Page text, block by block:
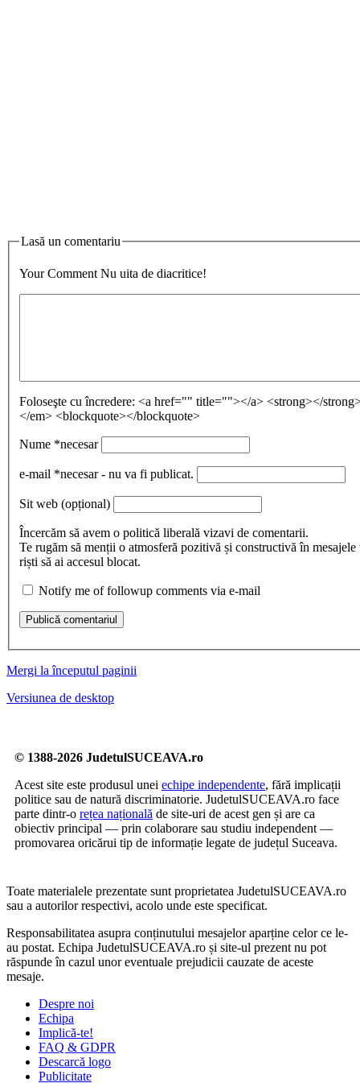
Lasă un comentariu
Your Comment Nu uita de diacritice!
Foloseşte cu încredere: <a href="" title=""></a> <strong></
</em> <blockquote></blockquote>
Nume *necesar
e-mail *necesar - nu va fi publicat.
Sit web (opțional)
Încercăm să avem o politică liberală vizavi de comentarii.
Te rugăm să menții o atmosferă pozitivă și constructivă în mesajele
riști să ai accesul blocat.
Notify me of followup comments via e-mail
Publică comentariul
Mergi la începutul paginii
Versiunea de desktop
© 1388-2026 JudetulSUCEAVA.ro
Acest site este produsul unei echipe independente, fără implicații
politice sau de natură discriminatorie. JudetulSUCEAVA.ro face
parte dintr-o rețea națională de site-uri de acest gen și are ca
obiectiv principal — prin colaborare sau studiu independent —
promovarea oricărui tip de informație legate de județul Suceava.
Toate materialele prezentate sunt proprietatea JudetulSUCEAVA.ro
sau a autorilor respectivi, acolo unde este specificat.
Responsabilitatea asupra conținutului mesajelor aparține celor ce le-
au postat. Echipa JudetulSUCEAVA.ro și site-ul prezent nu pot
răspunde în cazul unor eventuale prejudicii cauzate de aceste
mesaje.
Despre noi
Echipa
Implică-te!
FAQ & GDPR
Descarcă logo
Publicitate